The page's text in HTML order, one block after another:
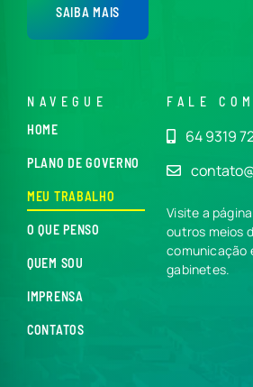
SAIBA MAIS
NAVEGUE
HOME
PLANO DE GOVERNO
MEU TRABALHO
O QUE PENSO
QUEM SOU
IMPRENSA
CONTATOS
FALE
64 9319
Visite a
outros meios
comunicação
gabinetes.